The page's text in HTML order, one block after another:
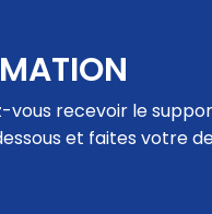
vous recevoir le
et faites votre